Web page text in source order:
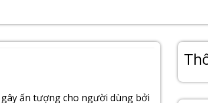
ấn tượng cho người dùng bởi